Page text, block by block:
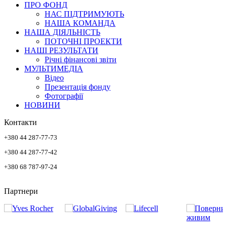
ПРО ФОНД
НАС ПІДТРИМУЮТЬ
НАША КОМАНДА
НАША ДІЯЛЬНІСТЬ
ПОТОЧНІ ПРОЕКТИ
НАШІ РЕЗУЛЬТАТИ
Річні фінансові звіти
МУЛЬТИМЕДІА
Відео
Презентація фонду
Фотографії
НОВИНИ
Контакти
+380 44 287-77-73
+380 44 287-77-42
+380 68 787-97-24
Партнери